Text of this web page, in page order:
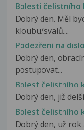
Bolesti čelistního
Dobrý den. Měl
kloubu/svalů....
Podezření na
Dobrý den,
postupovat...
Bolest čelistního
Dobrý den, již
Bolest čelistního
Dobrý den, už